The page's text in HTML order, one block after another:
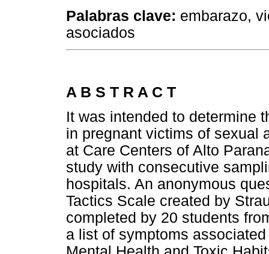
Palabras clave: embarazo,
asociados
A B S T R A C T
It was intended to determine
in pregnant victims of sexual
at Care Centers of Alto
study with consecutive
hospitals. An anonymous
Tactics Scale created by
completed by 20 students
a list of symptoms